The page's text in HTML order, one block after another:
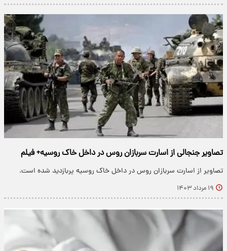
تصاویر جنجالی از اسارت سربازان روس در داخل خاک روسیه+ فیلم
تصاویر از اسارت سربازان روس در داخل خاک روسیه پربازدید شده است.
۱۹ مرداد ۱۴۰۳